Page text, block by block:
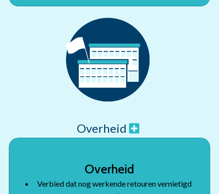
Overheid
Overheid
Verbied dat nog werkende retouren vernietigd